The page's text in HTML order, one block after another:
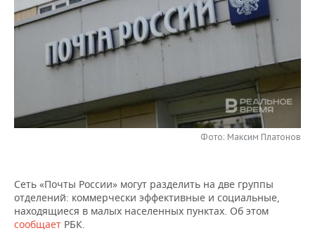
ТАТАРСТАНА
ИНВЕСТИЦИИ
НЕФТЕХИМИЯ
НЕФТЬ
ЭНЕРГЕТИКА
НОВОСТИ БИЗНЕСА
РОЗНИЧНАЯ ТОРГОВЛЯ
УСЛУГИ
ТЕХНОЛОГИИ
НОВОСТИ ТЕХНОЛОГИЙ
МЕДИА
МЕРОПРИЯТИЯ
НОВОСТИ МЕРОПРИЯТИЙ
ВЫЕЗДНАЯ РЕДАКЦИЯ
ONLINE-КОНФЕРЕНЦИИ
ОТКРЫТАЯ ЛЕКЦИЯ
НОВОСТИ СПОРТА
ХОККЕЙ
БАСКЕТБОЛ
ОБЩЕСТВО
ВЛАСТЬ
ИНФРАСТРУКТУРА
СЮЖЕТЫ
СПРАВОЧНИК
Фото: Максим Платонов
Сеть «Почты России» могут разделить на две группы
отделений: коммерчески эффективные и социальные,
находящиеся в малых населенных пунктах. Об этом
сообщает РБК.